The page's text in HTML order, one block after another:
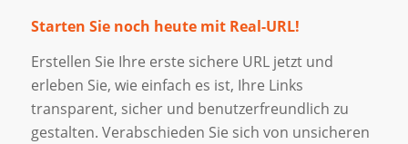
Starten Sie noch heute mit Real-URL!
Erstellen Sie Ihre erste sichere URL jetzt und
erleben Sie, wie einfach es ist, Ihre Links
transparent, sicher und benutzerfreundlich zu
gestalten. Verabschieden Sie sich von unsicheren